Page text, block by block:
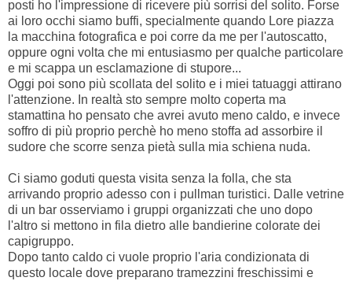
posti ho l'impressione di ricevere più sorrisi del solito. Forse
ai loro occhi siamo buffi, specialmente quando Lore piazza
la macchina fotografica e poi corre da me per l'autoscatto,
oppure ogni volta che mi entusiasmo per qualche particolare
e mi scappa un esclamazione di stupore...
Oggi poi sono più scollata del solito e i miei tatuaggi attirano
l'attenzione. In realtà sto sempre molto coperta ma
stamattina ho pensato che avrei avuto meno caldo, e invece
soffro di più proprio perchè ho meno stoffa ad assorbire il
sudore che scorre senza pietà sulla mia schiena nuda.
Ci siamo goduti questa visita senza la folla, che sta
arrivando proprio adesso con i pullman turistici. Dalle vetrine
di un bar osserviamo i gruppi organizzati che uno dopo
l'altro si mettono in fila dietro alle bandierine colorate dei
capigruppo.
Dopo tanto caldo ci vuole proprio l'aria condizionata di
questo locale dove preparano tramezzini freschissimi e